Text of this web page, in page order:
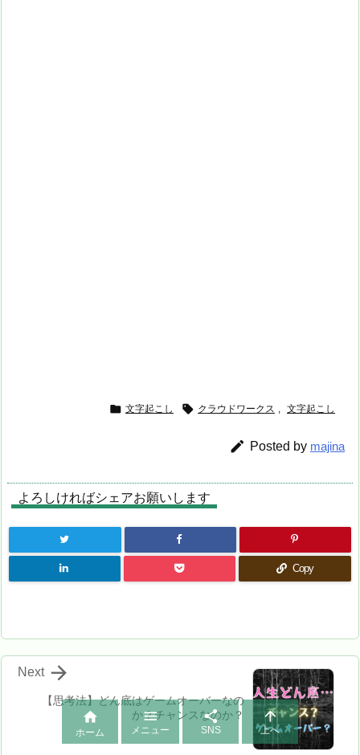
 文字起こし  クラウドワークス , 文字起こし
 Posted by majina
よろしければシェアお願いします
Copy
【思考法】どん底はゲームオーバーなの
か？チャンスなのか？

Next

ホーム

メニュー

SNS

上へ